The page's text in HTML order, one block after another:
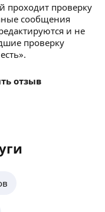
проходит проверку
сообщения
и не
проверку
отзыв